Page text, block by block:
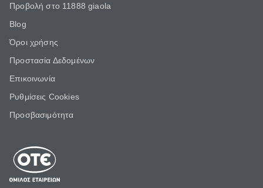
Προβολή στο 11888 giaola
Blog
Όροι χρήσης
Προστασία Δεδομένων
Επικοινωνία
Ρυθμίσεις Cookies
Προσβασιμότητα